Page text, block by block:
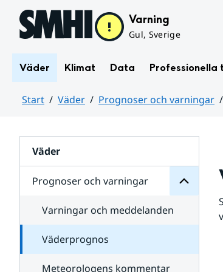
Hoppa till sidans innehåll Varning
Gul, Sverige
Väder Klimat Data Professionella
Start Väder Prognoser och varningar
Väder
Prognoser och varningar
för
varningar
Varningar och meddelanden
Väderprognos
Meteorologens kommentar